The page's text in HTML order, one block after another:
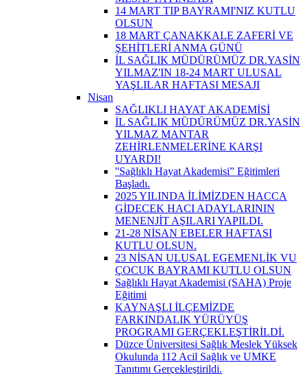
14 MART TIP BAYRAMI'NIZ KUTLU
OLSUN
18 MART ÇANAKKALE ZAFERİ VE
ŞEHİTLERİ ANMA GÜNÜ
İL SAĞLIK MÜDÜRÜMÜZ DR.YASİN
YILMAZ'IN 18-24 MART ULUSAL
YAŞLILAR HAFTASI MESAJI
Nisan
SAĞLIKLI HAYAT AKADEMİSİ
İL SAĞLIK MÜDÜRÜMÜZ DR.YASİN
YILMAZ MANTAR
ZEHİRLENMELERİNE KARŞI
UYARDI!
''Sağlıklı Hayat Akademisi” Eğitimleri
Başladı.
2025 YILINDA İLİMİZDEN HACCA
GİDECEK HACI ADAYLARININ
MENENJİT AŞILARI YAPILDI.
21-28 NİSAN EBELER HAFTASI
KUTLU OLSUN.
23 NİSAN ULUSAL EGEMENLİK VU
ÇOCUK BAYRAMI KUTLU OLSUN
Sağlıklı Hayat Akademisi (SAHA) Proje
Eğitimi
KAYNAŞLI İLÇEMİZDE
FARKINDALIK YÜRÜYÜŞ
PROGRAMI GERÇEKLEŞTİRİLDİ.
Düzce Üniversitesi Sağlık Meslek Yüksek
Okulunda 112 Acil Sağlık ve UMKE
Tanıtımı Gerçekleştirildi.